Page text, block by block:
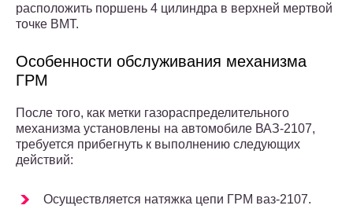
расположить поршень 4 цилиндра в верхней мертвой
точке ВМТ.
Особенности обслуживания механизма
ГРМ
После того, как метки газораспределительного
механизма установлены на автомобиле ВАЗ-2107,
требуется прибегнуть к выполнению следующих
действий:
Осуществляется натяжка цепи ГРМ ваз-2107.